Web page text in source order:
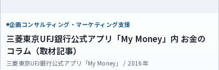
企画コンサルティング・マーケティング支援
三菱東京UFJ銀行公式アプリ「My Money」内 お金の
コラム（取材記事）
三菱東京UFJ銀行公式アプリ「My Money」 / 2016年